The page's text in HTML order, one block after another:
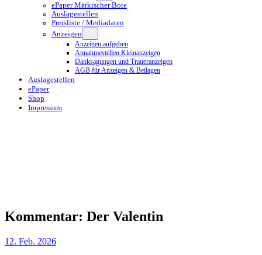
ePaper Märkischer Bote
Auslagestellen
Preisliste / Mediadaten
Anzeigen
Anzeigen aufgeben
Annahmestellen Kleinanzeigen
Danksagungen und Traueranzeigen
AGB für Anzeigen & Beilagen
Auslagestellen
ePaper
Shop
Impressum
Kommentar: Der Valentin
12. Feb. 2026